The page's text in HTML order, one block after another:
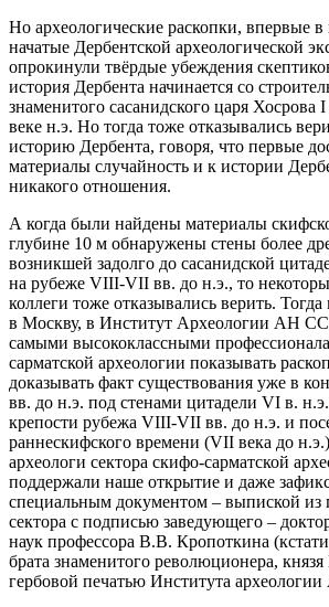
Но археологические раскопки, впервые
начатые Дербентской археологической
опрокинули твёрдые убеждения
история Дербента начинается со
знаменитого сасанидского царя
веке н.э. Но тогда тоже отказывались
историю Дербента, говоря, что первые
материалы случайность и к истории
никакого отношения.
А когда были найдены материалы
глубине 10 м обнаружены стены более
возникшей задолго до сасанидской
на рубеже VIII-VII вв. до н.э., то
коллеги тоже отказывались верить.
в Москву, в Институт Археологии АН
самыми высококлассными
сарматской археологии показывать
доказывать факт существования уже в
вв. до н.э. под стенами цитадели VI в.
крепости рубежа VIII-VII вв. до н.э. и
раннескифского времени (VII века до
археологи сектора скифо-сарматской
поддержали наше открытие и даже
специальным документом – выпиской из
сектора с подписью заведующего –
наук профессора В.В. Кропоткина
брата знаменитого революционера,
гербовой печатью Института